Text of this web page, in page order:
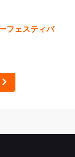
フェスティバ